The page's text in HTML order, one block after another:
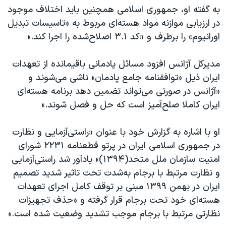
به گفته او، جمهوری اسلامی همچنین باید اختلاف موجود
در ارزیابی موازنه مواد هسته‌ای مربوط به «تاسیسات تبدیل
اورانیوم» را برطرف و «کد ٣.١ اصلاح‌شده را اجرا کند.»
مدیرکل آژانس افزود مسائل پادمانی باقیمانده از تعهدات
ایران ذیل «توافقنامه جامع پادمان» ناشی می‌شوند و
«آژانس در صورتی می‌تواند تضمین دهد برنامه هسته‌ای
ایران کاملا صلح‌آمیز است که حل و فصل شوند.»
او با اشاره به گزارش خود با عنوان «راستی‌آزمایی و نظارت
در جمهوری اسلامی ایران در پرتو قطعنامه ٢٢٣١ شورای
امنیت سازمان ملل متحد(۱۳۹۴)» یادآور شد راستی‌آزمایی
و نظارت مرتبط با برجام به‌شدت تحت تاثیر شدید تصمیم
ایران در بهمن ۱۳۹۹ مبنی بر توقف کامل اجرای تعهدات
هسته‌ای خود تحت برجام قرار گرفته و «حذف تجهیزات
نظارتی مرتبط با برجام موجب تشدید وضعیت شده است.»